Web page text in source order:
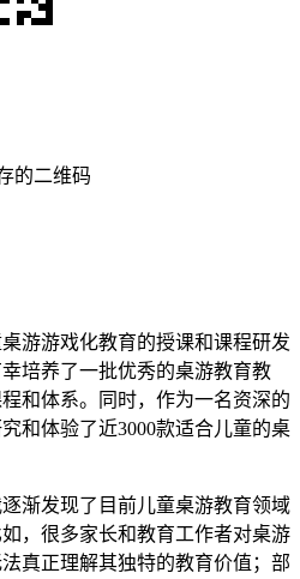
的二维码
游游戏化教育的授课和课程研发
培养了一批优秀的桌游教育教
和体系。同时，作为一名资深的
和体验了近3000款适合儿童的桌
渐发现了目前儿童桌游教育领域
，很多家长和教育工作者对桌游
真正理解其独特的教育价值；部